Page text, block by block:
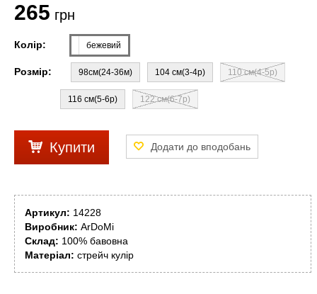
265 грн
Колір: бежевий
Розмір: 98см(24-36м) 104 см(3-4р) 110 см(4-5р)
116 см(5-6р) 122 см(6-7р)
Купити
Артикул: 14228
Виробник: ArDoMi
Склад: 100% бавовна
Матеріал: стрейч кулір